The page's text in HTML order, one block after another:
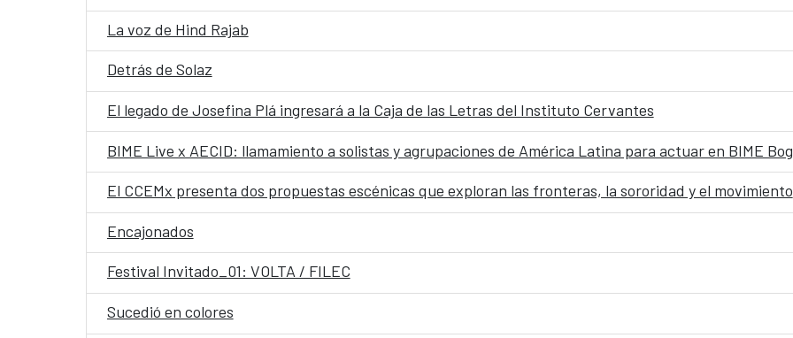
La voz de Hind Rajab
Detrás de Solaz
El legado de Josefina Plá ingresará a la Caja de las Letras del Instituto Cervantes
BIME Live x AECID: llamamiento a solistas y agrupaciones de América Latina para actuar en BIME
El CCEMx presenta dos propuestas escénicas que exploran las fronteras, la sororidad y el movimiento
Encajonados
Festival Invitado_01: VOLTA / FILEC
Sucedió en colores